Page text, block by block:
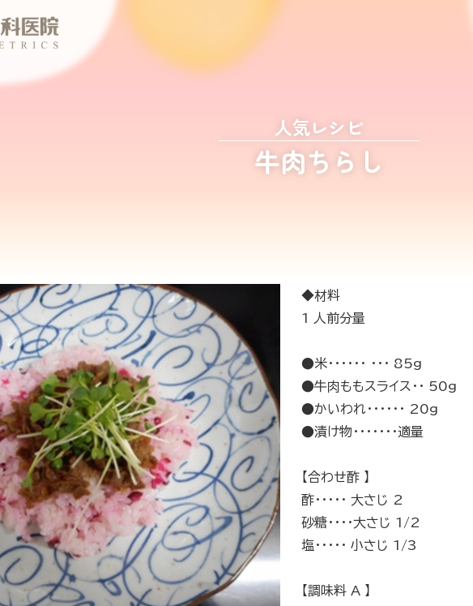
人気レシピ
牛肉ちらし
◆材料
1 人前分量
●米・・・・・・ ・・・ 85g
●牛肉ももスライス・・ 50g
●かいわれ・・・・・・ 20g
●漬け物・・・・・・・適量
【合わせ酢 】
酢・・・・・ 大さじ 2
砂糖・・・・大さじ 1/2
塩・・・・・ 小さじ 1/3
【調味料 A 】